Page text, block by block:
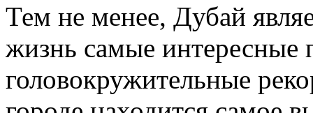
Тем не менее, Дубай
жизнь самые интересные
головокружительные